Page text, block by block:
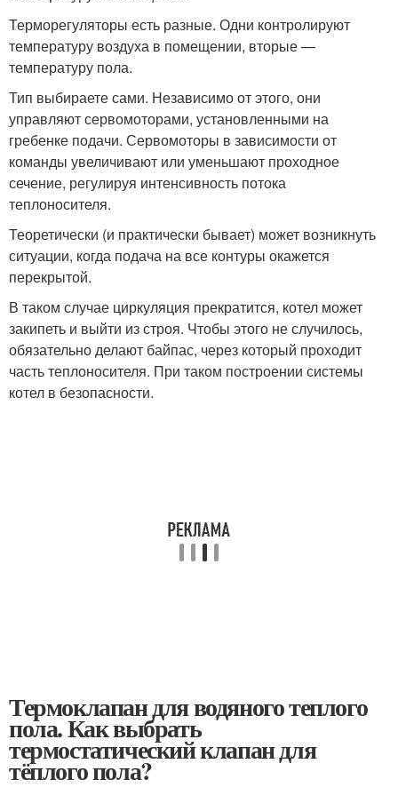
Терморегуляторы есть разные. Одни контролируют
температуру воздуха в помещении, вторые —
температуру пола.
Тип выбираете сами. Независимо от этого, они
управляют сервомоторами, установленными на
гребенке подачи. Сервомоторы в зависимости от
команды увеличивают или уменьшают проходное
сечение, регулируя интенсивность потока
теплоносителя.
Теоретически (и практически бывает) может возникнуть
ситуации, когда подача на все контуры окажется
перекрытой.
В таком случае циркуляция прекратится, котел может
закипеть и выйти из строя. Чтобы этого не случилось,
обязательно делают байпас, через который проходит
часть теплоносителя. При таком построении системы
котел в безопасности.
Термоклапан для водяного теплого
пола. Как выбрать
термостатический клапан для
тёплого пола?